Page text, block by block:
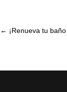
Post
← ¡Renueva tu